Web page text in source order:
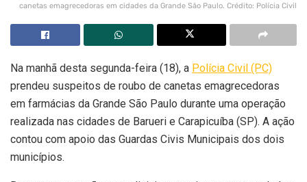
canetas emagrecedoras em cidades da Grande São Paulo. Crédito: Polícia Civil
Na manhã desta segunda-feira (18), a Polícia Civil (PC)
prendeu suspeitos de roubo de canetas emagrecedoras
em farmácias da Grande São Paulo durante uma operação
realizada nas cidades de Barueri e Carapicuíba (SP). A ação
contou com apoio das Guardas Civis Municipais dos dois
municípios.